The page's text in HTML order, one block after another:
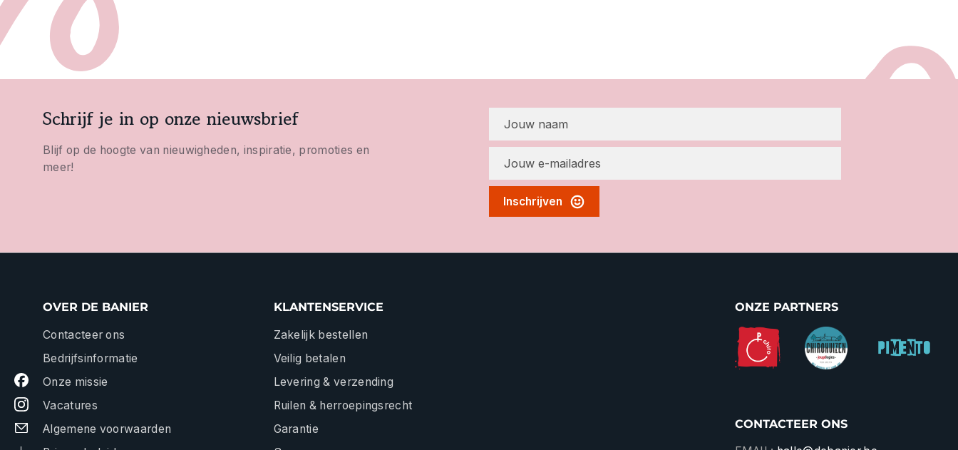
Schrijf je in op onze nieuwsbrief
Blijf op de hoogte van nieuwigheden, inspiratie, promoties en
meer!
Inschrijven
OVER DE BANIER
Contacteer ons
Bedrijfsinformatie
Onze missie
Vacatures
Algemene voorwaarden
KLANTENSERVICE
Zakelijk bestellen
Veilig betalen
Levering & verzending
Ruilen & herroepingsrecht
Garantie
ONZE PARTNERS
CONTACTEER ONS